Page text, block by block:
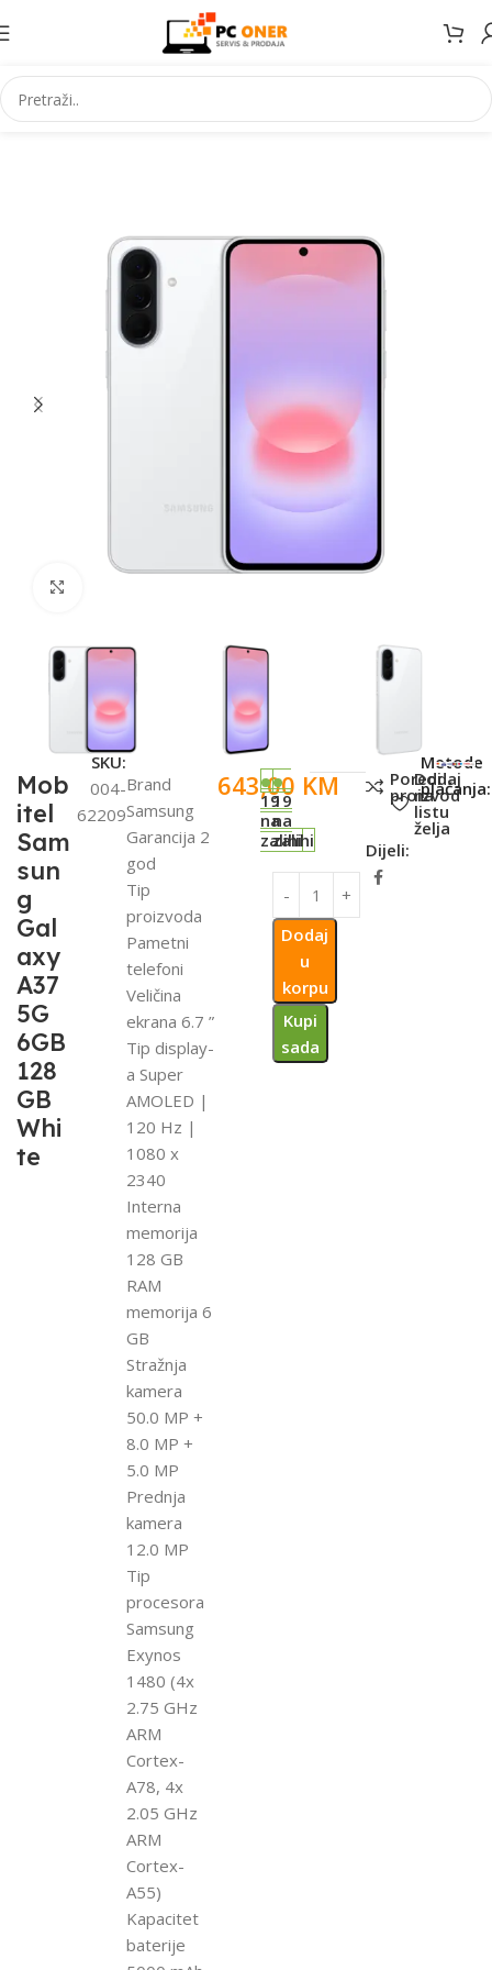
Početna Elektronika Mobiteli Mobilni telefoni
Mob
itel
Sam
sun
g
Gal
axy
A37
5G
6GB
128
GB
Whi
te
SKU:
004-
62209
Brand
Samsung
Garancija 2
god
Tip
proizvoda
Pametni
telefoni
Veličina
ekrana 6.7 ”
Tip display-
a Super
AMOLED |
120 Hz |
1080 x
2340
Interna
memorija
128 GB
RAM
memorija 6
GB
Stražnja
kamera
50.0 MP +
8.0 MP +
5.0 MP
Prednja
kamera
12.0 MP
Tip
procesora
Samsung
Exynos
1480 (4x
2.75 GHz
ARM
Cortex-
A78, 4x
2.05 GHz
ARM
Cortex-
A55)
Kapacitet
baterije
643,00 KM
19
na
zalihi
19
na
zalihi
Dodaj
u
korpu
Kupi
sada
Poredi
proizvod
Dodaj
na
listu
želja
Dijeli:
Metode
plaćanja: